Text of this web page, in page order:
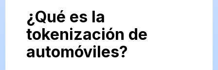
¿Qué es la
tokenización de
automóviles?